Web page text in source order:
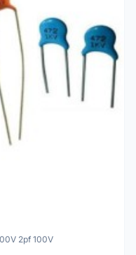
2pf 100V